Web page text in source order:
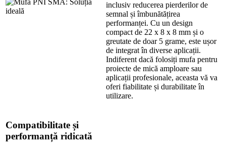
inclusiv reducerea pierderilor de
semnal și îmbunătățirea
performanței. Cu un design
compact de 22 x 8 x 8 mm și o
greutate de doar 5 grame, este ușor
de integrat în diverse aplicații.
Indiferent dacă folosiți mufa pentru
proiecte de mică amploare sau
aplicații profesionale, aceasta vă va
oferi fiabilitate și durabilitate în
utilizare.
Compatibilitate și
performanță ridicată